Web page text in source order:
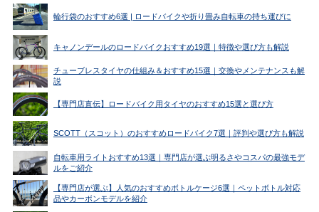
輪行袋のおすすめ6選 | ロードバイクや折り畳み自転車の持ち運びに
キャノンデールのロードバイクおすすめ19選｜特徴や選び方も解説
チューブレスタイヤの仕組み＆おすすめ15選｜交換やメンテナンスも解
説
【専門店直伝】ロードバイク用タイヤのおすすめ15選と選び方
SCOTT（スコット）のおすすめロードバイク7選｜評判や選び方も解説
自転車用ライトおすすめ13選｜専門店が選ぶ明るさやコスパの最強モデ
ルをご紹介
【専門店が選ぶ】人気のおすすめボトルケージ6選｜ペットボトル対応
品やカーボンモデルを紹介